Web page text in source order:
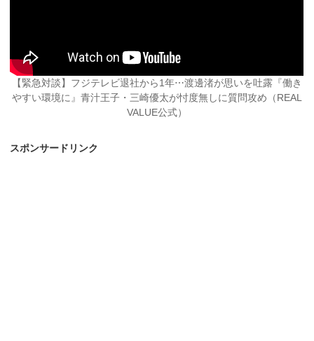
【緊急対談】フジテレビ退社から1年⋯渡邊渚が思いを吐露『働き
やすい環境に』青汁王子・三崎優太が忖度無しに質問攻め（REAL
VALUE公式）
スポンサードリンク